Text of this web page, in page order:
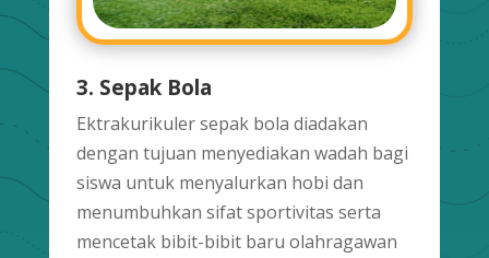
3. Sepak Bola
Ektrakurikuler sepak bola diadakan
dengan tujuan menyediakan wadah bagi
siswa untuk menyalurkan hobi dan
menumbuhkan sifat sportivitas serta
mencetak bibit-bibit baru olahragawan